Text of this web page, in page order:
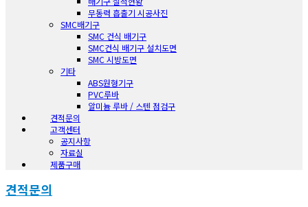
무동력 흡출기 시공사진
SMC배기구
SMC 건식 배기구
SMC건식 배기구 설치도면
SMC 시방도면
기타
ABS원형기구
PVC루바
알미늄 루바 / 스텐 점검구
견적문의
고객센터
공지사항
자료실
제품구매
견적문의